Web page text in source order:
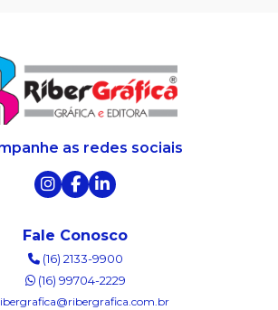
as redes sociais
Fale Conosco
(16) 2133-9900
(16) 99704-2229